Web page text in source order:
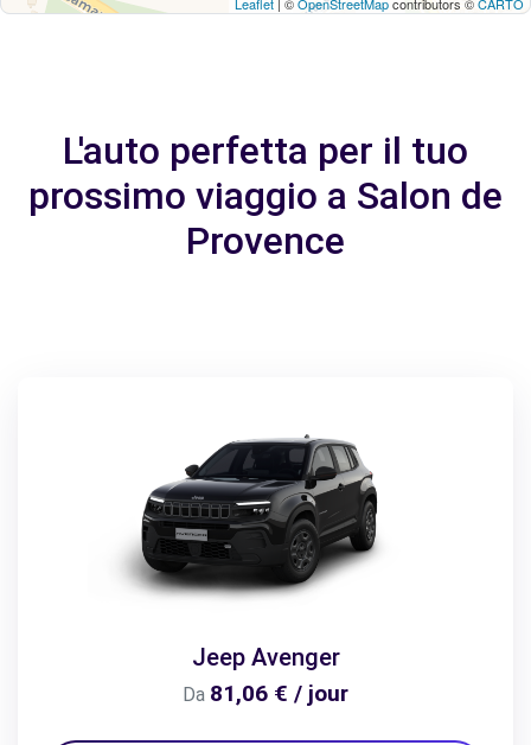
L'auto perfetta per il tuo
prossimo viaggio a Salon de
Provence
Jeep Avenger
Da 81,06 € / jour